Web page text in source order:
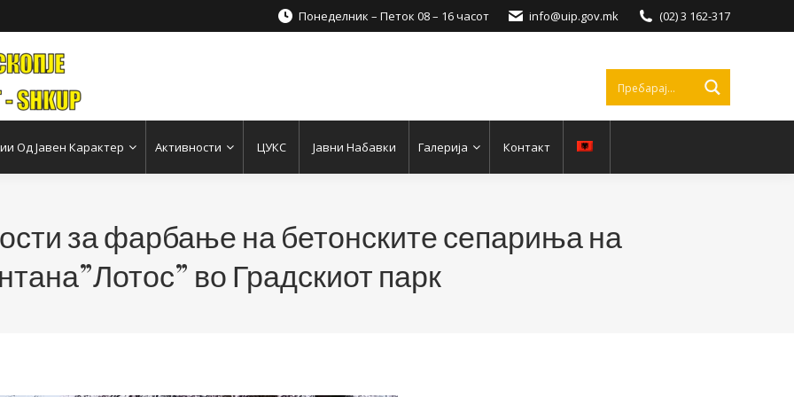
Понеделник – Петок 08 – 16 часот info@uip.gov.mk (02) 3 162-317
Од Јавен Карактер Активности ЦУКС Јавни Набавки Галерија Контакт
за фарбање на бетонските сепариња на
во Градскиот парк